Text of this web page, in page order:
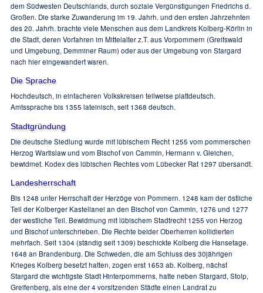
dem Südwesten Deutschlands, durch soziale Vergünstigungen Friedrichs d.
Großen. Die starke Zuwanderung im 19. Jahrh. und den ersten Jahrzehnten
des 20. Jahrh. brachte viele Menschen aus dem Landkreis Kolberg-Körlin in
die Stadt, deren Vorfahren im Mittelalter z.T. aus Vorpommern (Greifswald
und Umgebung, Demminer Raum) oder aus der Umgebung von Stargard
nach hier eingewandert waren.
Die Sprache
Hochdeutsch, in einfacheren Volkskreisen teilweise plattdeutsch.
Amtssprache bis 1355 lateinisch, seit 1368 deutsch.
Stadtgründung
Die deutsche Siedlung wurde mit lübischem Recht 1255 vom pommerschen
Herzog Wartislaw und vom Bischof von Cammin, Hermann v. Gleichen,
bewidmet. Kodex des lübischen Rechtes vom Lübecker Rat 1297 übersandt.
Landesherrschaft
Bis 1248 unter Herrschaft der Herzöge von Pommern. 1248 kam der östliche
Teil der Kolberger Kastellanei an den Bischof von Cammin, 1276 und 1277
der westliche Teil. Bewidmung mit lübischem Stadtrecht 1255 von Herzog
und Bischof unterschrieben. Die Rechte beider Oberherren kollidierten
mehrfach. Seit 1304 (ständig seit 1309) beschickte Kolberg die Hansetage.
1648 an Brandenburg. Die Schweden, die am Schluss des 30jährigen
Krieges Kolberg besetzt hatten, zogen erst 1653 ab. Kolberg, nächst
Stargard die wichtigste Stadt Hinterpommerns, hatte neben Stargard, Stolp,
Greifenberg, als eine der 4 vorsitzenden Städte einen Landrat zu